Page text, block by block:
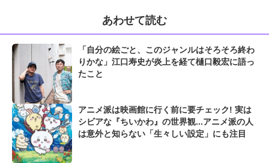
あわせて読む
「自分の絵ごと、このジャンルはそろそろ終わ
りかな」江口寿史が炎上を経て樋口毅宏に語っ
たこと
アニメ派は映画館に行く前に要チェック! 実は
シビアな『ちいかわ』の世界観...アニメ派の人
は意外と知らない「生々しい設定」にも注目